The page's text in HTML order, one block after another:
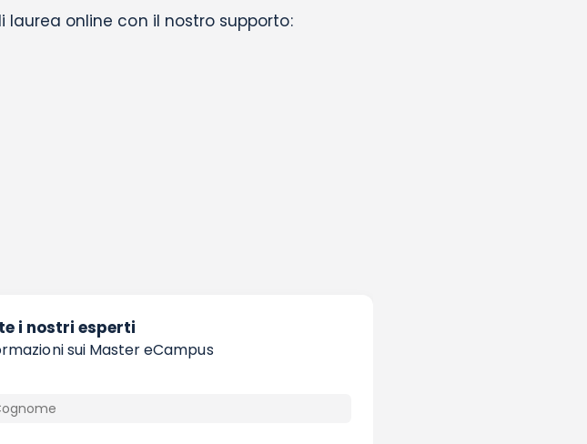
online con il nostro supporto:
i nostri esperti
sui Master eCampus